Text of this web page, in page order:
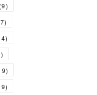
(9)
)
)
)
)
)